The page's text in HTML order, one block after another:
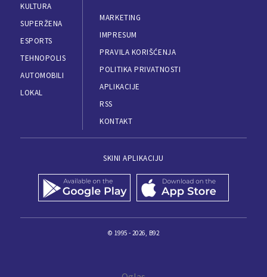
KULTURA
SUPERŽENA
ESPORTS
TEHNOPOLIS
AUTOMOBILI
LOKAL
MARKETING
IMPRESUM
PRAVILA KORIŠĆENJA
POLITIKA PRIVATNOSTI
APLIKACIJE
RSS
KONTAKT
SKINI APLIKACIJU
© 1995 - 2026, B92